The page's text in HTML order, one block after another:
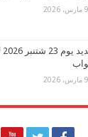
9 مارس، 2026
9 مارس، 2026